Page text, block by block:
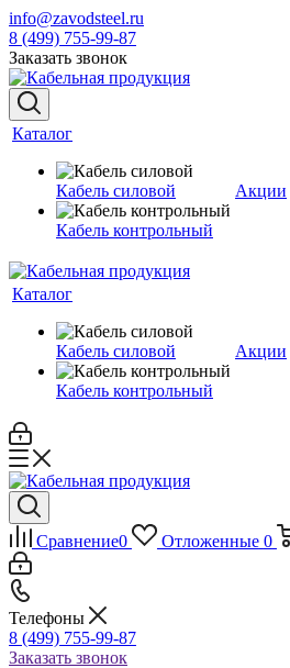
info@zavodsteel.ru
8 (499) 755-99-87
Заказать звонок
Каталог
Кабель силовой
Кабель контрольный
Акции
Каталог
Кабель силовой
Кабель контрольный
Акции
Сравнение0 Отложенные 0
Телефоны
8 (499) 755-99-87
Заказать звонок